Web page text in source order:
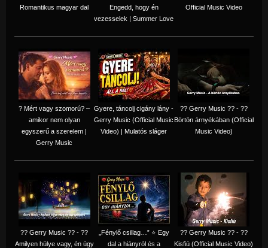
Romantikus magyar dal
Engedd, hogy én
vezesselek | Summer Love
Official Music Video
? Mért vagy szomorú? –
amikor nem olyan
egyszerű a szerelem |
Gerry Music
Gyere, táncolj cigány lány -
Gerry Music (Official Music
Video) | Mulatós sláger
?? Gerry Music ?? - ??
Börtön árnyékában (Official
Music Video)
?? Gerry Music ?? - ??
Amilyen hülye vagy, én úgy
„Fénylő csillag…” ⭐ Egy
dal a hiányról és a
?? Gerry Music ?? - ??
Kisfiú (Official Music Video)